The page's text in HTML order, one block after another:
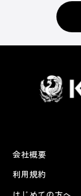
会社概要
利用規約